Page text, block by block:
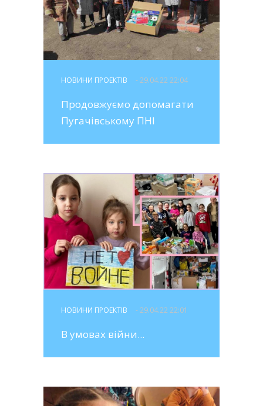
НОВИНИ ПРОЕКТІВ - 29.04.22 22:04
Продовжуємо допомагати
Пугачівському ПНІ
НОВИНИ ПРОЕКТІВ - 29.04.22 22:01
В умовах війни...